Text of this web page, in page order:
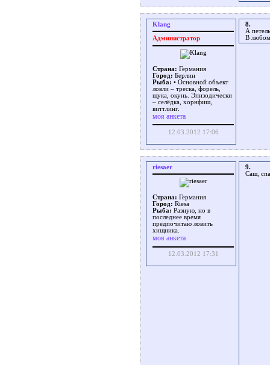
Klang
Администратор
Страна: Германия
Город: Берлин
Рыба: • Основной объект
ловли – треска, форель,
щука, окунь. Эпизодически
– селёдка, хорнфиш,
виттлинг.
моя анкета
12.03.2012 17:06
8.
А
В любом
riesaer
Страна: Германия
Город: Riesa
Рыба: Разную, но в
последнее время
предпочитаю ловить
хищника.
моя анкета
12.03.2012 17:31
9.
Саш,